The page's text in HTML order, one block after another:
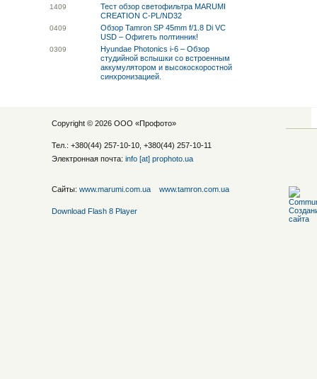
1409
Тест обзор светофильтра MARUMI
CREATION C-PL/ND32
0409
Обзор Tamron SP 45mm f/1.8 Di VC
USD – Офигеть полтинник!
0309
Hyundae Photonics i-6 – Обзор
студийной вспышки со встроенным
аккумулятором и высокоскоростной
синхронизацией.
Copyright © 2026 ООО «Профото»
Тел.: +380(44) 257-10-10, +380(44) 257-10-11
Электронная почта: info [at] prophoto.ua
Сайты: www.marumi.com.ua www.tamron.com.ua
Download Flash 8 Player